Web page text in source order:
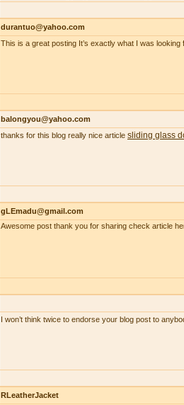
durantuo@yahoo.com
This is a great posting It’s exactly what I was looking
balongyou@yahoo.com
thanks for this blog really nice article sliding glass
gLEmadu@gmail.com
Awesome post thank you for sharing check article
I won’t think twice to endorse your blog post to
RLeatherJacket